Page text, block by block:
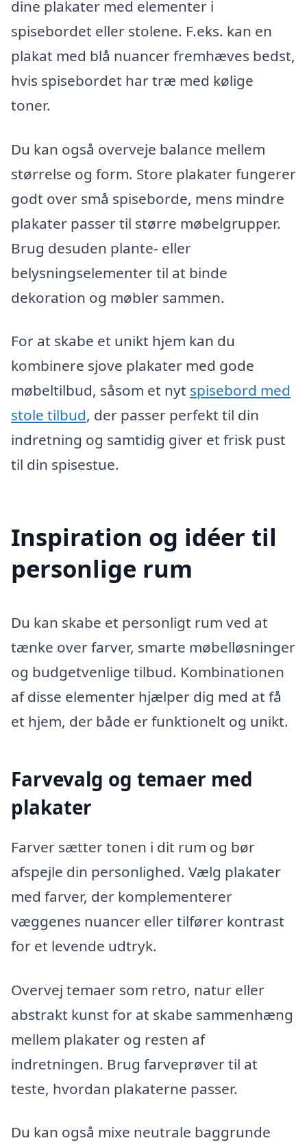
dine plakater med elementer i
spisebordet eller stolene. F.eks. kan en
plakat med blå nuancer fremhæves bedst,
hvis spisebordet har træ med kølige
toner.
Du kan også overveje balance mellem
størrelse og form. Store plakater fungerer
godt over små spiseborde, mens mindre
plakater passer til større møbelgrupper.
Brug desuden plante- eller
belysningselementer til at binde
dekoration og møbler sammen.
For at skabe et unikt hjem kan du
kombinere sjove plakater med gode
møbeltilbud, såsom et nyt spisebord med
stole tilbud, der passer perfekt til din
indretning og samtidig giver et frisk pust
til din spisestue.
Inspiration og idéer til
personlige rum
Du kan skabe et personligt rum ved at
tænke over farver, smarte møbelløsninger
og budgetvenlige tilbud. Kombinationen
af disse elementer hjælper dig med at få
et hjem, der både er funktionelt og unikt.
Farvevalg og temaer med
plakater
Farver sætter tonen i dit rum og bør
afspejle din personlighed. Vælg plakater
med farver, der komplementerer
væggenes nuancer eller tilfører kontrast
for et levende udtryk.
Overvej temaer som retro, natur eller
abstrakt kunst for at skabe sammenhæng
mellem plakater og resten af
indretningen. Brug farveprøver til at
teste, hvordan plakaterne passer.
Du kan også mixe neutrale baggrunde